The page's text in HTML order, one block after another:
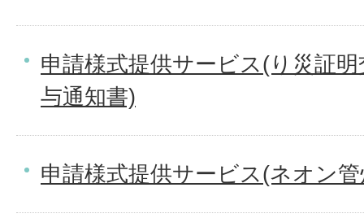
申請様式提供サービス(り災証
与通知書)
申請様式提供サービス(ネオン